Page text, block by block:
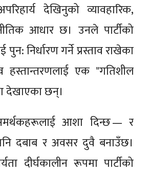
देखिनुको व्यावहारिक,
आधार छ। उनले पार्टीको
पुन: निर्धारण गर्ने प्रस्ताव राखेका
एक "गतिशील
देखाएका छन्।
आशा दिन्छ — र
दबाब र अवसर दुवै बनाउँछ।
दीर्घकालीन रूपमा पार्टीको